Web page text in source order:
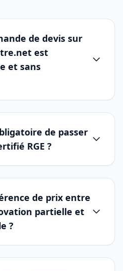
de devis sur
est
et sans
de passer
RGE ?
de prix entre
partielle et
?